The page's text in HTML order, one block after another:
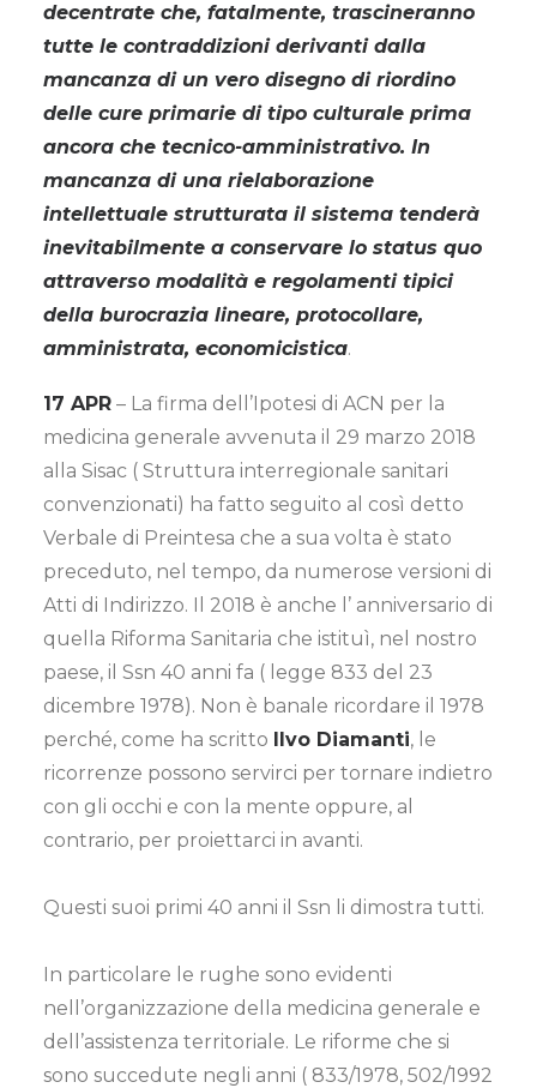
decentrate che, fatalmente, trascineranno
tutte le contraddizioni derivanti dalla
mancanza di un vero disegno di riordino
delle cure primarie di tipo culturale prima
ancora che tecnico-amministrativo. In
mancanza di una rielaborazione
intellettuale strutturata il sistema tenderà
inevitabilmente a conservare lo status quo
attraverso modalità e regolamenti tipici
della burocrazia lineare, protocollare,
amministrata, economicistica.
17 APR – La firma dell’Ipotesi di ACN per la
medicina generale avvenuta il 29 marzo 2018
alla Sisac ( Struttura interregionale sanitari
convenzionati) ha fatto seguito al così detto
Verbale di Preintesa che a sua volta è stato
preceduto, nel tempo, da numerose versioni di
Atti di Indirizzo. Il 2018 è anche l’ anniversario di
quella Riforma Sanitaria che istituì, nel nostro
paese, il Ssn 40 anni fa ( legge 833 del 23
dicembre 1978). Non è banale ricordare il 1978
perché, come ha scritto Ilvo Diamanti, le
ricorrenze possono servirci per tornare indietro
con gli occhi e con la mente oppure, al
contrario, per proiettarci in avanti.
Questi suoi primi 40 anni il Ssn li dimostra tutti.
In particolare le rughe sono evidenti
nell’organizzazione della medicina generale e
dell’assistenza territoriale. Le riforme che si
sono succedute negli anni ( 833/1978, 502/1992